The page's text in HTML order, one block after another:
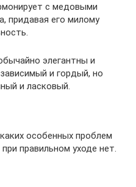
с медовыми
придавая его милому
элегантны и
и гордый, но
и ласковый.
особенных проблем
правильном уходе нет.